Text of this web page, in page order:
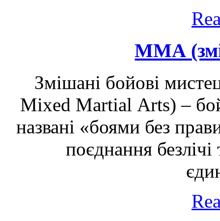
ММА
Змішані бойові
Mixed Martial Arts) –
названі «боями без
поєднання